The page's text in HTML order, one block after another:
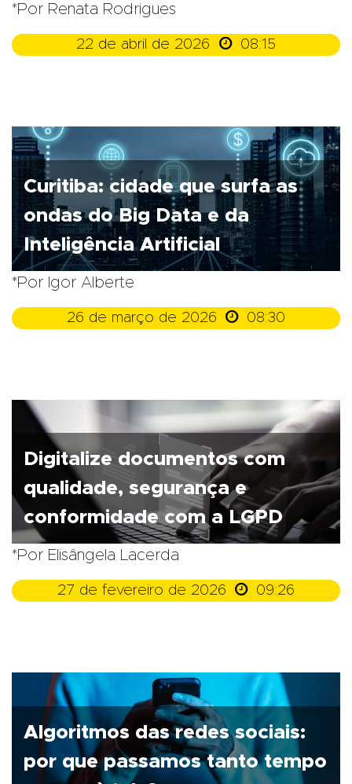
*Por Renata Rodrigues
22 de abril de 2026  08:15
Curitiba: cidade que surfa as
ondas do Big Data e da
Inteligência Artificial
*Por Igor Alberte
26 de março de 2026  08:30
Digitalize documentos com
qualidade, segurança e
conformidade com a LGPD
*Por Elisângela Lacerda
27 de fevereiro de 2026  09:26
Algoritmos das redes sociais:
por que passamos tanto tempo